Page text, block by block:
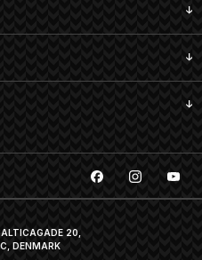
20,
DENMARK